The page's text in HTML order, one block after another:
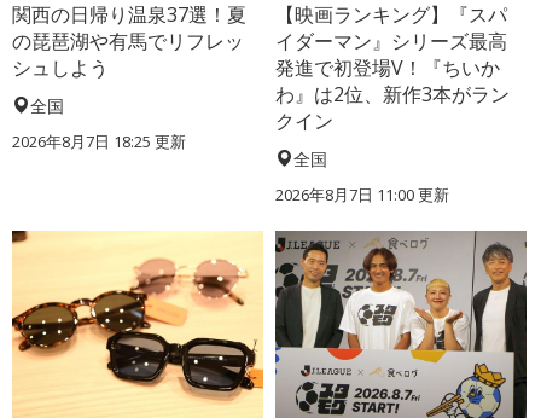
関西の日帰り温泉37選！夏
の琵琶湖や有馬でリフレッ
シュしよう
全国
2026年8月7日 18:25 更新
【映画ランキング】『スパ
イダーマン』シリーズ最高
発進で初登場V！『ちいか
わ』は2位、新作3本がラン
クイン
全国
2026年8月7日 11:00更新